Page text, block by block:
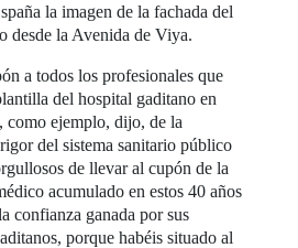
la imagen de la fachada del
desde la Avenida de Viya.
a todos los profesionales que
del hospital gaditano en
como ejemplo, dijo, de la
del sistema sanitario público
de llevar al cupón de la
acumulado en estos 40 años
confianza ganada por sus
porque habéis situado al